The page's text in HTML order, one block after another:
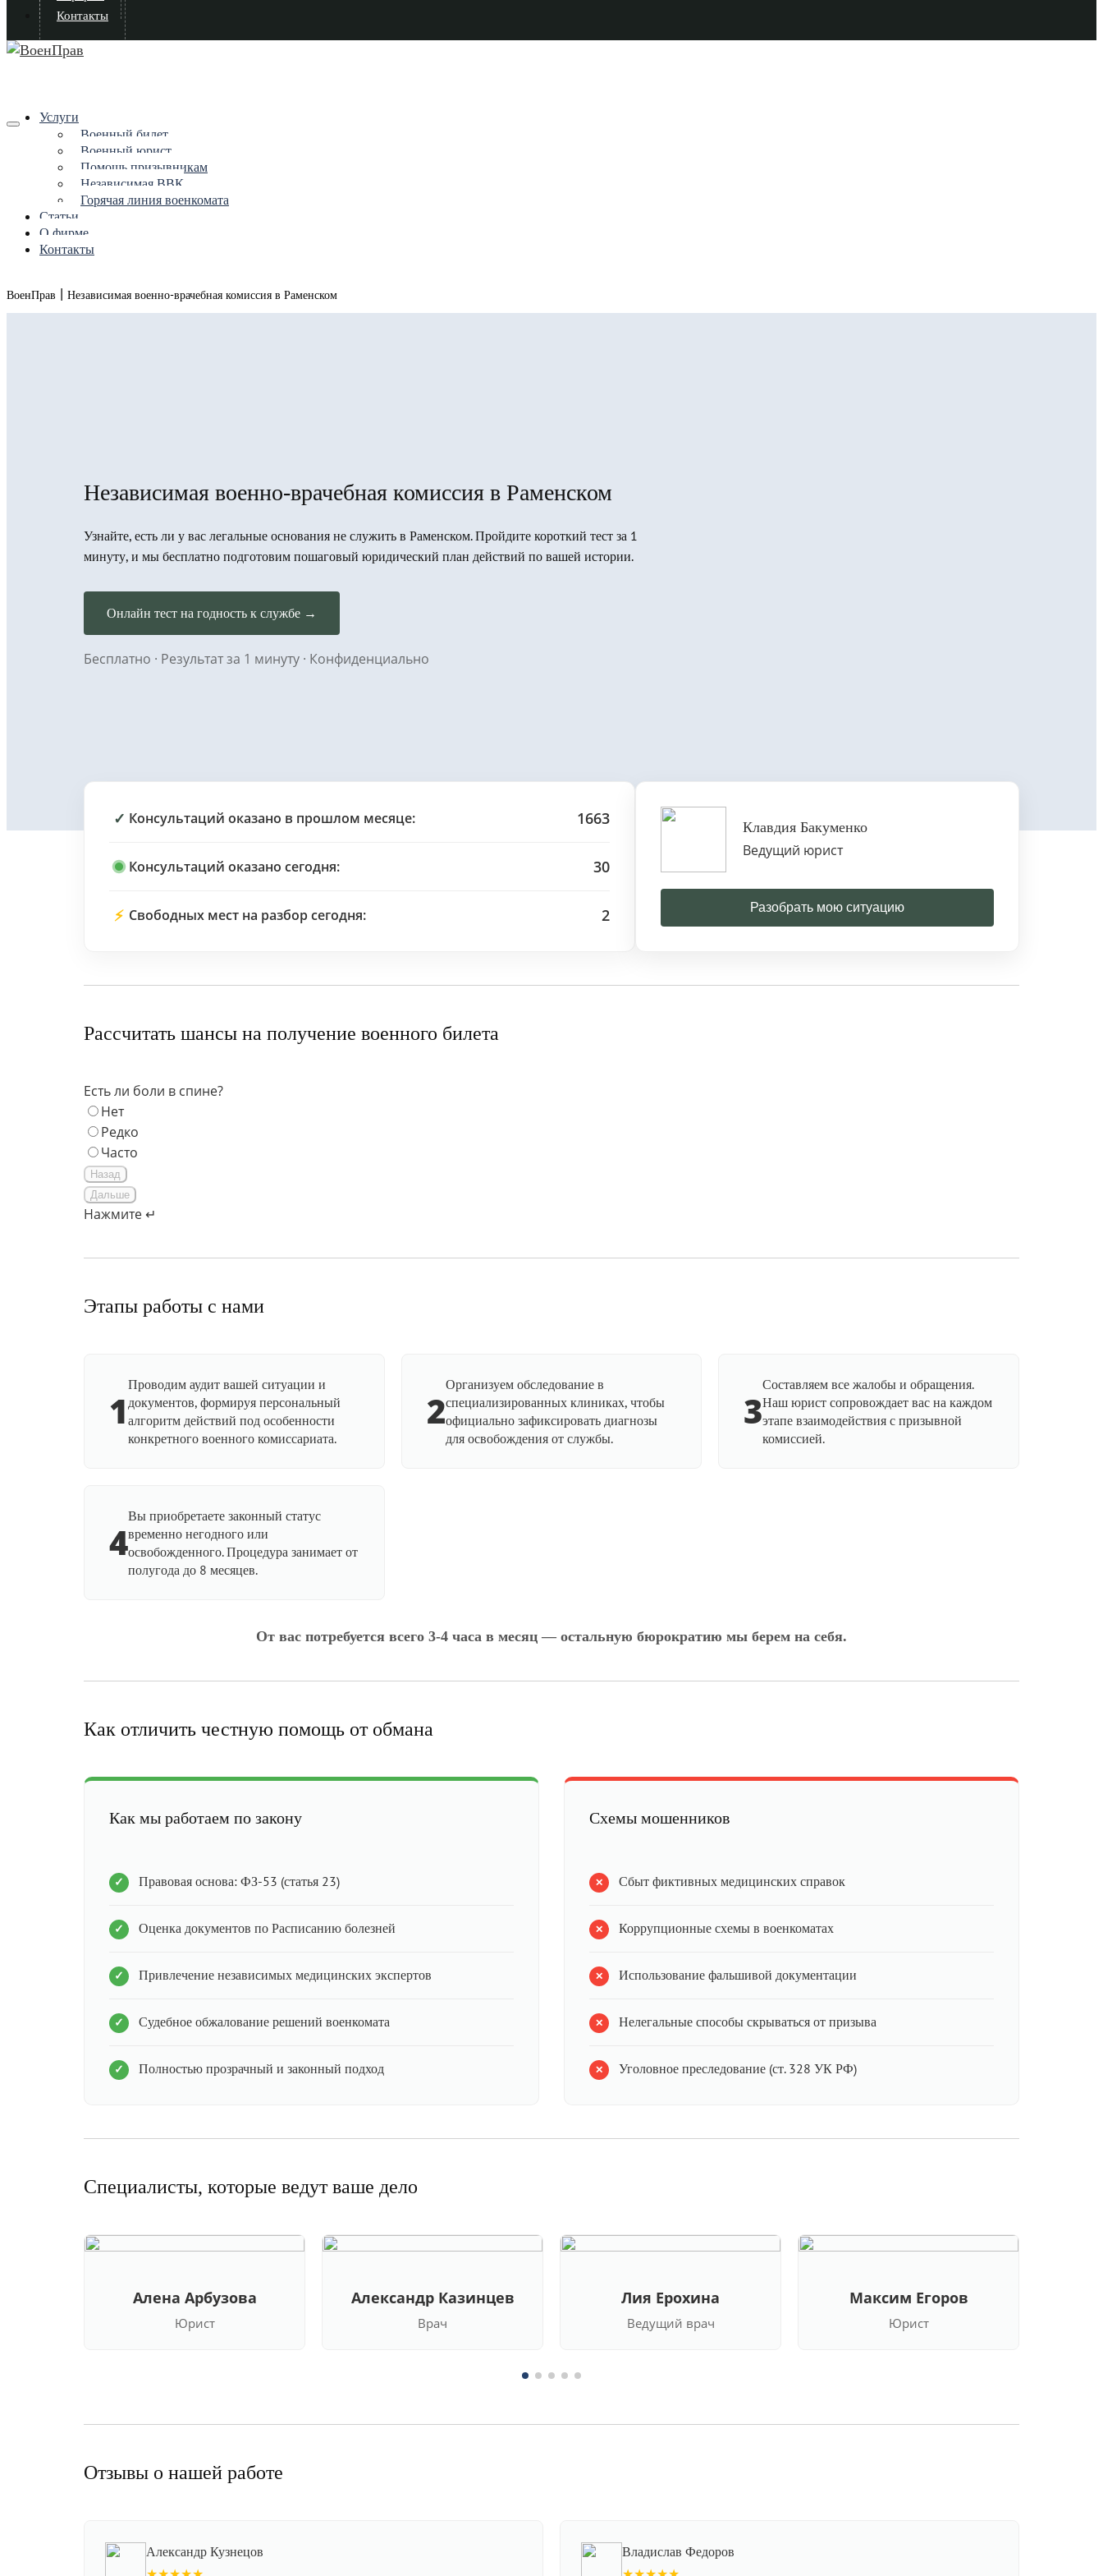
Контакты
Услуги
Военный билет
Военный юрист
Помощь призывникам
Независимая ВВК
Горячая линия военкомата
Статьи
О фирме
Контакты
ВоенПрав | Независимая военно-врачебная комиссия в Раменском
Независимая военно-врачебная комиссия в Раменском
Узнайте, есть ли у вас легальные основания не служить в Раменском. Пройдите короткий тест за 1
минуту, и мы бесплатно подготовим пошаговый юридический план действий по вашей истории.
Онлайн тест на годность к службе →
Бесплатно · Результат за 1 минуту · Конфиденциально
✓ Консультаций оказано в прошлом месяце: 1663
Консультаций оказано сегодня: 30
⚡ Свободных мест на разбор сегодня: 2
Клавдия Бакуменко
Ведущий юрист
Разобрать мою ситуацию
Рассчитать шансы на получение военного билета
Есть ли боли в спине?
Нет
Редко
Часто
Назад
Дальше
Нажмите ↵
Этапы работы с нами
1
Проводим аудит вашей ситуации и
документов, формируя персональный
алгоритм действий под особенности
конкретного военного комиссариата.
2
Организуем обследование в
специализированных клиниках, чтобы
официально зафиксировать диагнозы
для освобождения от службы.
3
Составляем все жалобы и обращения.
Наш юрист сопровождает вас на каждом
этапе взаимодействия с призывной
комиссией.
4
Вы приобретаете законный статус
временно негодного или
освобожденного. Процедура занимает от
полугода до 8 месяцев.
От вас потребуется всего 3-4 часа в месяц — остальную бюрократию мы берем на себя.
Как отличить честную помощь от обмана
Как мы работаем по закону
Правовая основа: ФЗ-53 (статья 23)
Оценка документов по Расписанию болезней
Привлечение независимых медицинских экспертов
Судебное обжалование решений военкомата
Полностью прозрачный и законный подход
Схемы мошенников
Сбыт фиктивных медицинских справок
Коррупционные схемы в военкоматах
Использование фальшивой документации
Нелегальные способы скрываться от призыва
Уголовное преследование (ст. 328 УК РФ)
Специалисты, которые ведут ваше дело
Алена Арбузова
Юрист
Александр Казинцев
Врач
Лия Ерохина
Ведущий врач
Максим Егоров
Юрист
Отзывы о нашей работе
Александр Кузнецов Владислав Федоров